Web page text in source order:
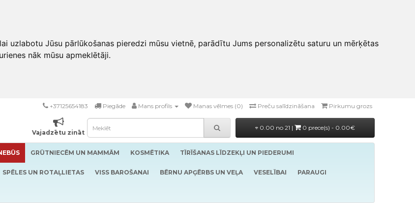
uzlabotu Jūsu pārlūkošanas pieredzi mūsu vietnē, parādītu Jums personalizētu saturu un mērķētas
nāk mūsu apmeklētāji.
+37125654183 Piegāde Mans profils Manas vēlmes (0) Preču salīdzināšana Pirkumu grozs
Vajadzētu zināt
0.00 no 21 | 0 prece(s) - 0.00€
GRŪTNIECĒM UN MAMMĀM KOSMĒTIKA TĪRĪŠANAS LĪDZEKĻI UN PIEDERUMI
SPĒLES UN ROTAĻLIETAS VISS BAROŠANAI BĒRNU APĢĒRBS UN VEĻA VESELĪBAI PARAUGI